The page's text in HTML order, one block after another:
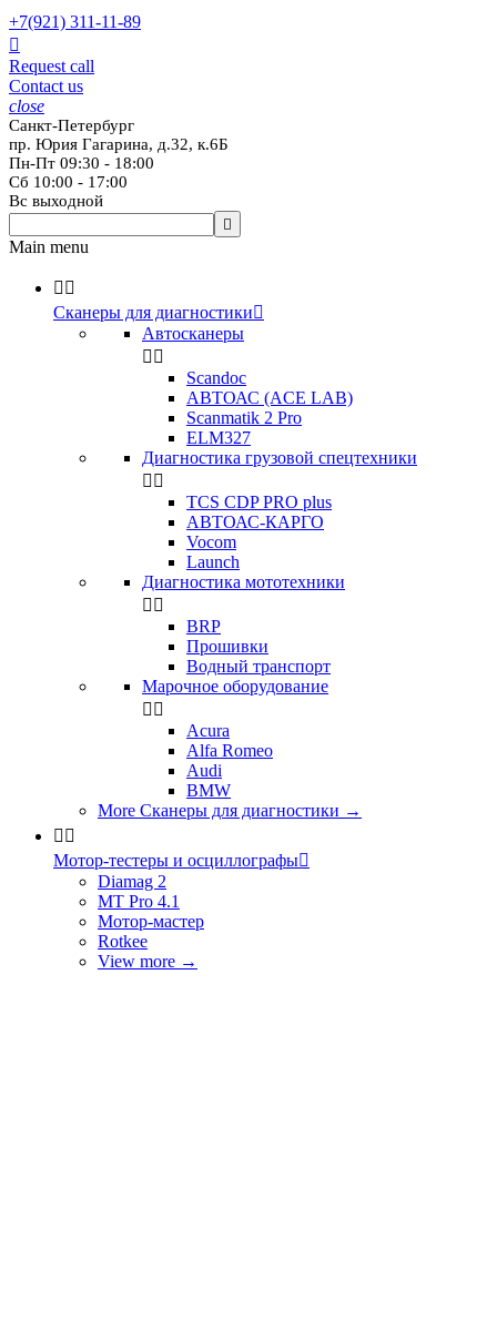
+7(921) 311-11-89

Request call
Contact us
close
Санкт-Петербург
пр. Юрия Гагарина, д.32, к.6Б
Пн-Пт 09:30 - 18:00
Сб 10:00 - 17:00
Вс выходной

Main menu
 
Сканеры для диагностики
Автосканеры
 
Scandoc
АВТОАС (ACE LAB)
Scanmatik 2 Pro
ELM327
Диагностика грузовой спецтехники
 
TCS CDP PRO plus
АВТОАС-КАРГО
Vocom
Launch
Диагностика мототехники
 
BRP
Прошивки
Водный транспорт
Марочное оборудование
 
Acura
Alfa Romeo
Audi
BMW
More Сканеры для диагностики →
 
Мотор-тестеры и осциллографы
Diamag 2
MT Pro 4.1
Мотор-мастер
Rotkee
View more →